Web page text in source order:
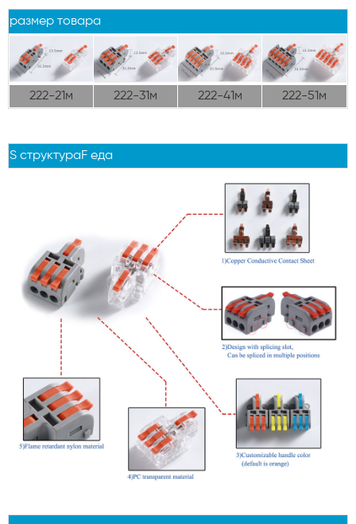
размер товара
222-21м 222-31м 222-41м 222-51м
S структураF еда